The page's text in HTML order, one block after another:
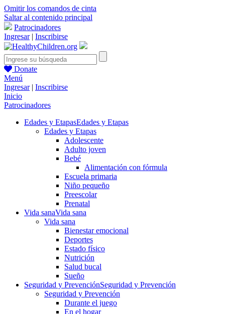
Omitir los comandos de cinta
Saltar al contenido principal
Patrocinadores
Ingresar| Inscribirse
Donate
Menú
Ingresar| Inscribirse
Inicio
Patrocinadores
Edades y EtapasEdades y Etapas
Edades y Etapas
Adolescente
Adulto joven
Bebé
Alimentación con fórmula
Escuela primaria
Niño pequeño
Preescolar
Prenatal
Vida sanaVida sana
Vida sana
Bienestar emocional
Deportes
Estado físico
Nutrición
Salud bucal
Sueño
Seguridad y PrevenciónSeguridad y Prevención
Seguridad y Prevención
Durante el juego
En el hogar